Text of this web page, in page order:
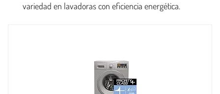
variedad en lavadoras con eficiencia energética.